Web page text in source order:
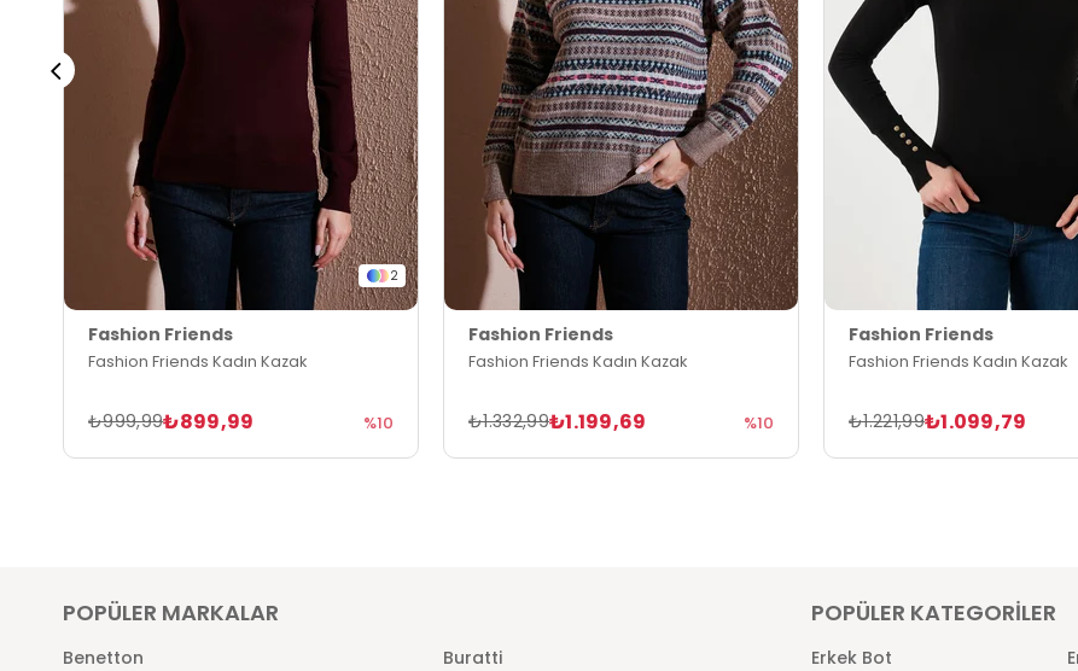
2
Fashion Friends
Fashion Friends Kadın Kazak
₺899,99
₺999,99 %10
Fashion Friends
Fashion Friends Kadın Kazak
₺1.199,69
₺1.332,99 %10
Fashion Friends
Fashion Friends Kadın Kazak
₺1.099,79
₺1.221,99
POPÜLER MARKALAR
Benetton
Buratti
POPÜLER KATEGORİLER
Erkek Bot